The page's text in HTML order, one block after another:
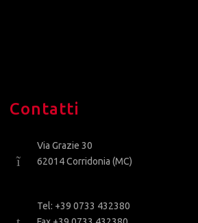
Contatti
Via Grazie 30
62014 Corridonia (MC)
Tel: +39 0733 432380